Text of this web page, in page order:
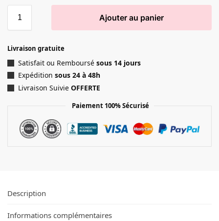
Ajouter au panier
Livraison gratuite
Satisfait ou Remboursé sous 14 jours
Expédition sous 24 à 48h
Livraison Suivie OFFERTE
Paiement 100% Sécurisé
Description
Informations complémentaires